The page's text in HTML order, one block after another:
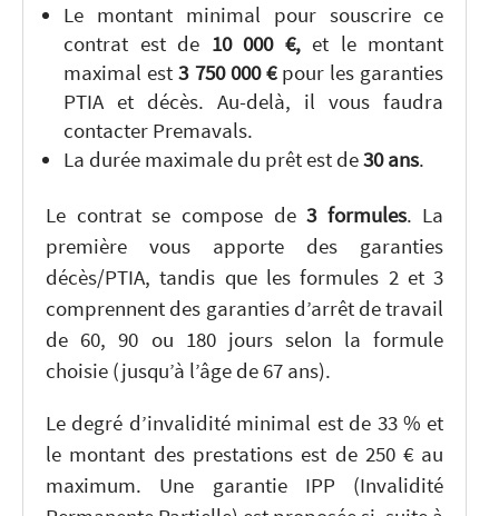
Le montant minimal pour souscrire ce
contrat est de 10 000 €,et le montant
maximal est3 750 000 €pour les garanties
PTIA et décès. Au-delà, il vous faudra
contacter Premavals.
La durée maximale du prêt est de30 ans.
Le contrat se compose de3 formules. La
première vous apporte des garanties
décès/PTIA, tandis que les formules 2 et 3
comprennent des garanties d’arrêt de travail
de 60, 90 ou 180 jours selon la formule
choisie (jusqu’à l’âge de 67 ans).
Le degré d’invalidité minimal est de 33 % et
le montant des prestations est de 250 € au
maximum. Une garantie IPP (Invalidité